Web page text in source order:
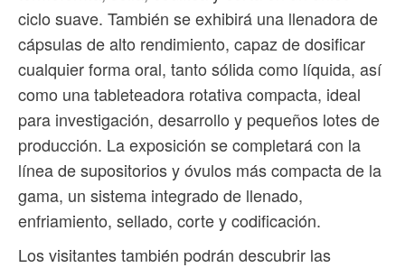
ciclo suave. También se exhibirá una llenadora de
cápsulas de alto rendimiento, capaz de dosificar
cualquier forma oral, tanto sólida como líquida, así
como una tableteadora rotativa compacta, ideal
para investigación, desarrollo y pequeños lotes de
producción. La exposición se completará con la
línea de supositorios y óvulos más compacta de la
gama, un sistema integrado de llenado,
enfriamiento, sellado, corte y codificación.
Los visitantes también podrán descubrir las